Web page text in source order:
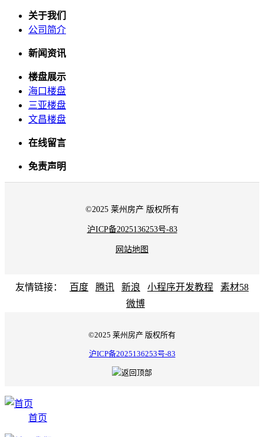
关于我们
公司简介
新闻资讯
楼盘展示
海口楼盘
三亚楼盘
文昌楼盘
在线留言
免责声明
©2025 莱州房产 版权所有
沪ICP备2025136253号-83
网站地图
友情链接： 百度 腾讯 新浪 小程序开发教程
素材58
微博
©2025 莱州房产 版权所有
沪ICP备2025136253号-83
首页